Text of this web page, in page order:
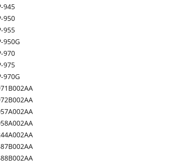
945
950
955
950G
970
975
970G